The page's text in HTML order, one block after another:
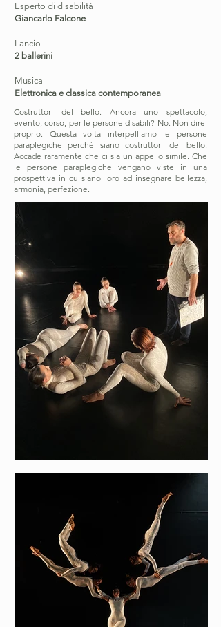
Esperto di disabilità
Giancarlo Falcone
Lancio
2 ballerini
Musica
Elettronica e classica contemporanea
Costruttori del bello. Ancora uno spettacolo,
evento, corso, per le persone disabili? No. Non direi
proprio. Questa volta interpelliamo le persone
paraplegiche perché siano costruttori del bello.
Accade raramente che ci sia un appello simile. Che
le persone paraplegiche vengano viste in una
prospettiva in cu siano loro ad insegnare bellezza,
armonia, perfezione.